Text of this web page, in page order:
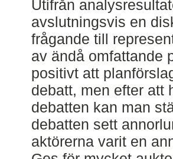
Utifrån
avslutningsvis en
frågande till
av ändå omfattande
positivt att
debatt, men efter att
debatten kan man
debatten sett
aktörerna varit en